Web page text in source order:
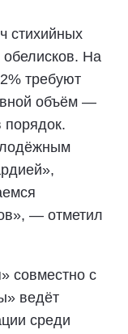
стихийных
обелисков. На
требуют
объём —
— отметил
совместно с
ведёт
среди